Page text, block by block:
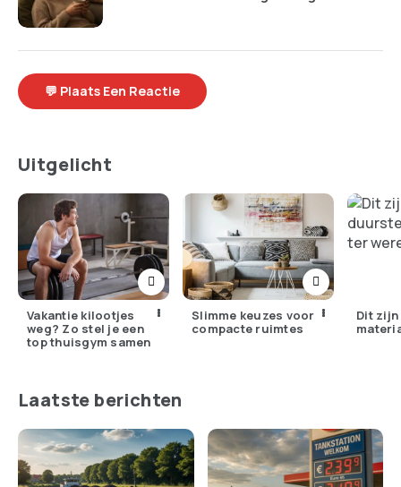
💬 Plaats Een Reactie
Uitgelicht
Vakantie kilootjes
weg? Zo stel je een
top thuisgym samen
Slimme keuzes voor
compacte ruimtes
Dit
Laatste berichten